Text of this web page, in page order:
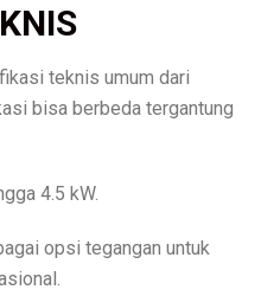
teknis umum dari
bisa berbeda tergantung
4.5 kW.
opsi tegangan untuk